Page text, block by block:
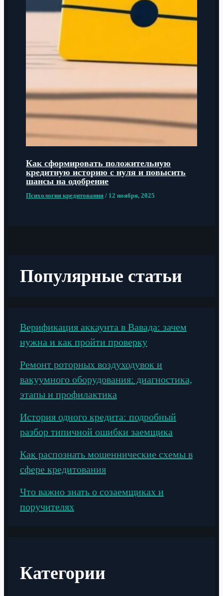
Как сформировать положительную
кредитную историю с нуля и повысить
шансы на одобрение
Психология кредитования / 12 ноября, 2025
Популярные статьи
Верификация аккаунта в Вавада: зачем
нужна и как пройти проверку
Ремонт роторных воздуходувок и
вакуумного оборудования: диагностика,
этапы и профилактика
История одного кредита: подробный
разбор типичной ошибки заемщика
Как распознать мошеннические схемы в
сфере кредитования
Что важно знать о созаемщиках и
поручителях
Категории